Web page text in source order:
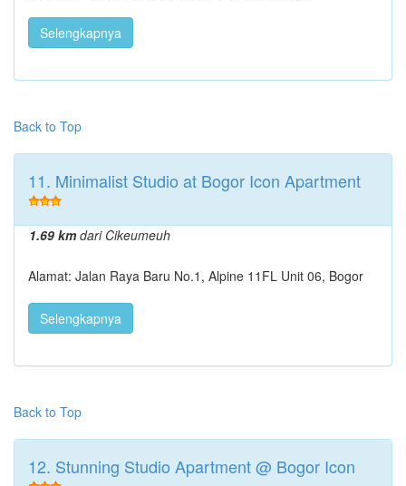
Selengkapnya
Back to Top
11. Minimalist Studio at Bogor Icon Apartment
1.69 kmdari Cikeumeuh
Alamat: Jalan Raya Baru No.1, Alpine 11FL Unit 06, Bogor
Selengkapnya
Back to Top
12. Stunning Studio Apartment @ Bogor Icon